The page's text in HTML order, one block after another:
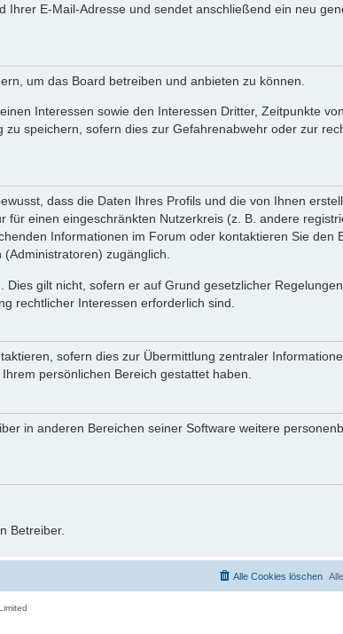
Ihrer E-Mail-Adresse und sendet anschließend ein neu
um das Board betreiben und anbieten zu können.
Interessen sowie den Interessen Dritter, Zeitpunkte
speichern, sofern dies zur Gefahrenabwehr oder zur
dass die Daten Ihres Profils und die von Ihnen
einen eingeschränkten Nutzerkreis (z. B. andere
Informationen im Forum oder kontaktieren Sie den
zugänglich.
gilt nicht, sofern er auf Grund gesetzlicher
rechtlicher Interessen erforderlich sind.
sofern dies zur Übermittlung zentraler
persönlichen Bereich gestattet haben.
in anderen Bereichen seiner Software weitere
Betreiber.
Alle Cookies löschen